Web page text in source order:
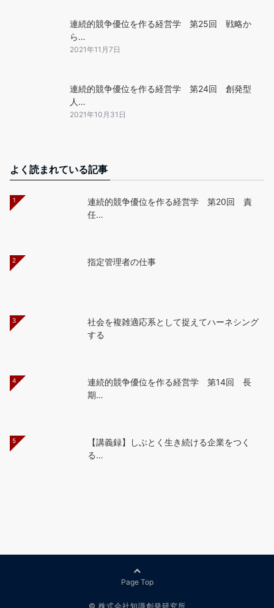
連続的競争優位を作る経営学 第25回 戦略か
ら…
2021年11月7日
連続的競争優位を作る経営学 第24回 創発型
人…
2021年10月31日
よく読まれている記事
1
連続的競争優位を作る経営学 第20回 責
任…
2 指定管理者の仕事
3
社会を複雑適応系として捉えてハーネシング
する
4
連続的競争優位を作る経営学 第14回 長
期…
5
【講義録】しぶとく生き続ける企業をつく
る…
Page Top
© 株式会社知識創発研究所